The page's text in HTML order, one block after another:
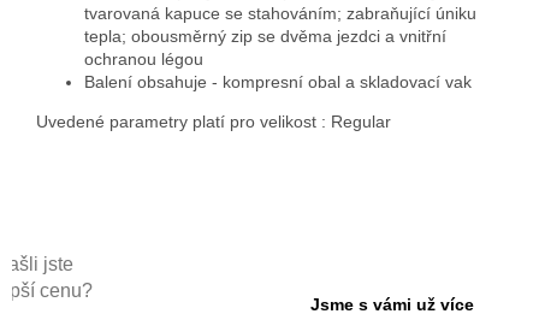
jste
cenu?
Jsme s vámi už více
tvarovaná kapuce se stahováním; zabraňující úniku
tepla; obousměrný zip se dvěma jezdci a vnitřní
ochranou légou
Balení obsahuje - kompresní obal a skladovací vak
Uvedené parametry platí pro velikost : Regular